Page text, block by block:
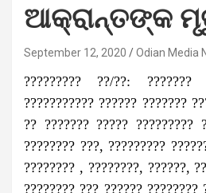
ଆକ୍ରାନ୍ତଙ୍କ
September 12, 2020 Odian Media
????????? ??/??:
??????????? ?????? ???????
?? ??????? ????? ?????????
???????? ???, ?????????
???????? , ????????, ??????,
???????? ??? ?????? ????????